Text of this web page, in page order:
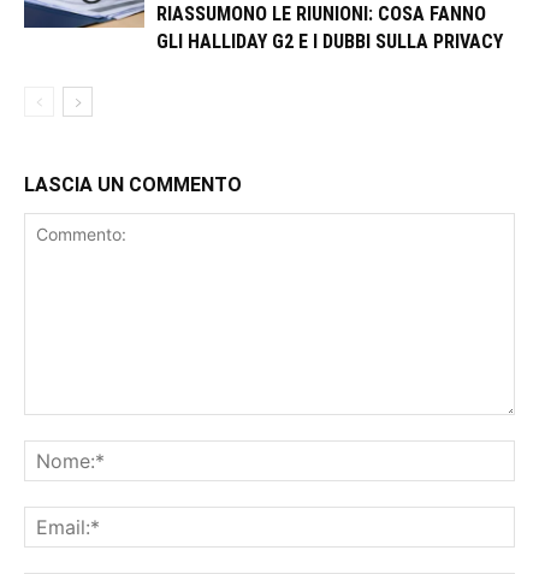
RIASSUMONO LE RIUNIONI: COSA FANNO
GLI HALLIDAY G2 E I DUBBI SULLA PRIVACY
LASCIA UN COMMENTO